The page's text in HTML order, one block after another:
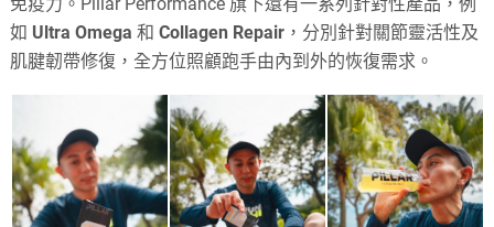
如 Ultra Omega 和Collagen Repair ，分別針對關節靈活性及
肌腱韌帶修復，全方位照顧跑手由內到外的恢復需求。